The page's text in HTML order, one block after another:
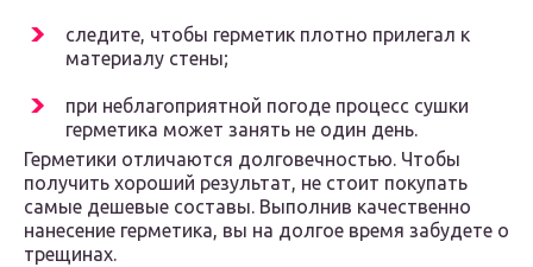
следите, чтобы герметик плотно прилегал к
материалу стены;
при неблагоприятной погоде процесс сушки
герметика может занять не один день.
Герметики отличаются долговечностью. Чтобы
получить хороший результат, не стоит покупать
самые дешевые составы. Выполнив качественно
нанесение герметика, вы на долгое время забудете о
трещинах.